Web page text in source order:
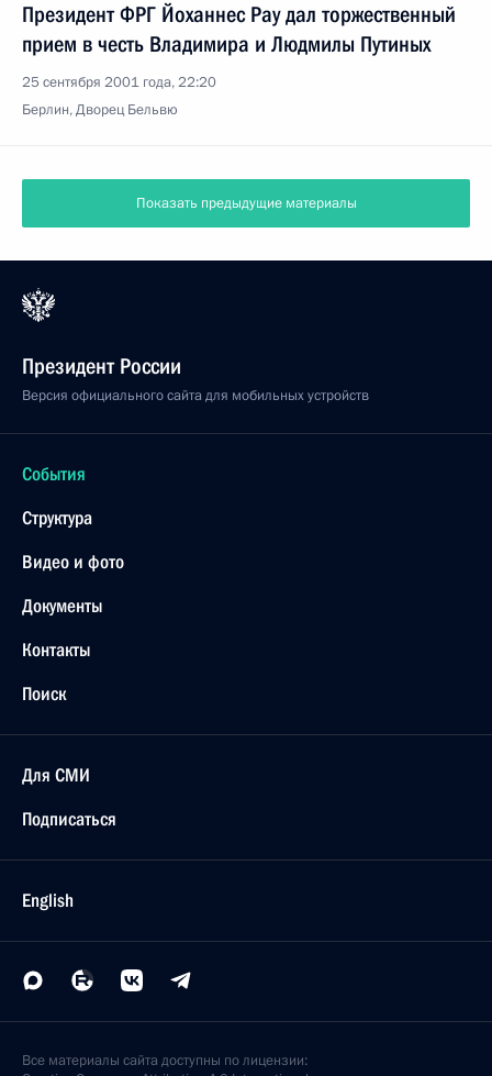
Президент ФРГ Йоханнес Рау дал торжественный
прием в честь Владимира и Людмилы Путиных
25 сентября 2001 года, 22:20
Берлин, Дворец Бельвю
Показать предыдущие материалы
Президент России
Версия официального сайта для мобильных устройств
События
Структура
Видео и фото
Документы
Контакты
Поиск
Для СМИ
Подписаться
English
Все материалы сайта доступны по лицензии: